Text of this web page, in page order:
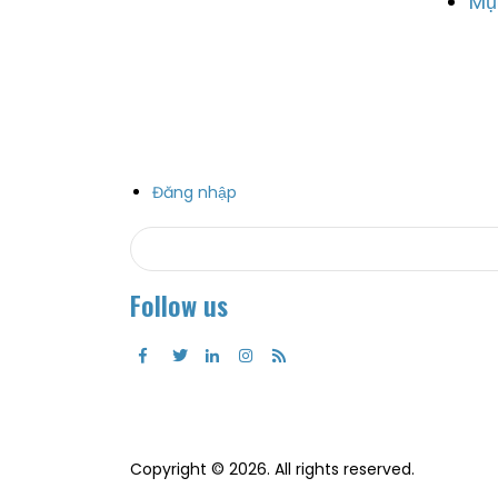
Đăng nhập
Search
Search
Follow us
Copyright © 2026. All rights reserved.